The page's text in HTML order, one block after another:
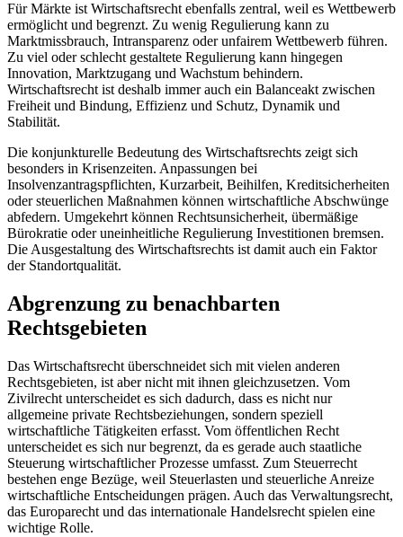
Für Märkte ist Wirtschaftsrecht ebenfalls zentral, weil es Wettbewerb
ermöglicht und begrenzt. Zu wenig Regulierung kann zu
Marktmissbrauch, Intransparenz oder unfairem Wettbewerb führen.
Zu viel oder schlecht gestaltete Regulierung kann hingegen
Innovation, Marktzugang und Wachstum behindern.
Wirtschaftsrecht ist deshalb immer auch ein Balanceakt zwischen
Freiheit und Bindung, Effizienz und Schutz, Dynamik und
Stabilität.
Die konjunkturelle Bedeutung des Wirtschaftsrechts zeigt sich
besonders in Krisenzeiten. Anpassungen bei
Insolvenzantragspflichten, Kurzarbeit, Beihilfen, Kreditsicherheiten
oder steuerlichen Maßnahmen können wirtschaftliche Abschwünge
abfedern. Umgekehrt können Rechtsunsicherheit, übermäßige
Bürokratie oder uneinheitliche Regulierung Investitionen bremsen.
Die Ausgestaltung des Wirtschaftsrechts ist damit auch ein Faktor
der Standortqualität.
Abgrenzung zu benachbarten
Rechtsgebieten
Das Wirtschaftsrecht überschneidet sich mit vielen anderen
Rechtsgebieten, ist aber nicht mit ihnen gleichzusetzen. Vom
Zivilrecht unterscheidet es sich dadurch, dass es nicht nur
allgemeine private Rechtsbeziehungen, sondern speziell
wirtschaftliche Tätigkeiten erfasst. Vom öffentlichen Recht
unterscheidet es sich nur begrenzt, da es gerade auch staatliche
Steuerung wirtschaftlicher Prozesse umfasst. Zum Steuerrecht
bestehen enge Bezüge, weil Steuerlasten und steuerliche Anreize
wirtschaftliche Entscheidungen prägen. Auch das Verwaltungsrecht,
das Europarecht und das internationale Handelsrecht spielen eine
wichtige Rolle.